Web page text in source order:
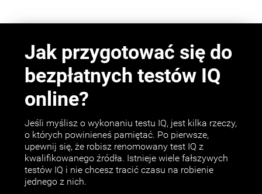
Jak przygotować się do
bezpłatnych testów IQ
online?
Jeśli myślisz o wykonaniu testu IQ, jest kilka rzeczy,
o których powinieneś pamiętać. Po pierwsze,
upewnij się, że robisz renomowany test IQ z
kwalifikowanego źródła. Istnieje wiele fałszywych
testów IQ i nie chcesz tracić czasu na robienie
jednego z nich.